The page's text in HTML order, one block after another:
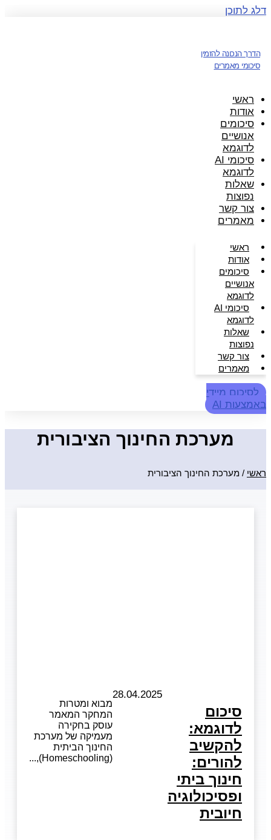
דלג לתוכן
הדרך הנכונה להזמין
סיכומי מאמרים
ראשי
אודות
סיכומים
אנושיים
לדוגמא
סיכומי AI
לדוגמא
שאלות
נפוצות
צור קשר
מאמרים
ראשי
אודות
סיכומים
אנושיים
לדוגמא
סיכומי AI
לדוגמא
שאלות
נפוצות
צור קשר
מאמרים
לסיכום מיידי
באמצעות AI
מערכת החינוך הציבורית
ראשי / מערכת החינוך הציבורית
סיכום
לדוגמא:
להקשיב
להורים:
חינוך ביתי
ופסיכולוגיה
חיובית
28.04.2025
מבוא ומטרות
המחקר המאמר
עוסק בחקירה
מעמיקה של מערכת
החינוך הביתית
(Homeschooling),